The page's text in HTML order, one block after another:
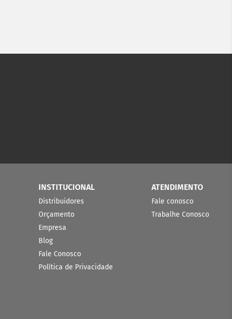
INSTITUCIONAL
Distribuidores
Orçamento
Empresa
Blog
Fale Conosco
Política de Privacidade
ATENDIMENTO
Fale conosco
Trabalhe Conosco